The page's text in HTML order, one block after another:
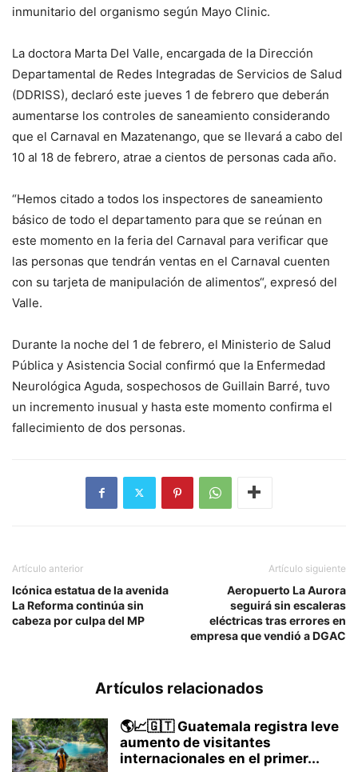
inmunitario del organismo según Mayo Clinic.
La doctora Marta Del Valle, encargada de la Dirección
Departamental de Redes Integradas de Servicios de Salud
(DDRISS), declaró este jueves 1 de febrero que deberán
aumentarse los controles de saneamiento considerando
que el Carnaval en Mazatenango, que se llevará a cabo del
10 al 18 de febrero, atrae a cientos de personas cada año.
“Hemos citado a todos los inspectores de saneamiento
básico de todo el departamento para que se reúnan en
este momento en la feria del Carnaval para verificar que
las personas que tendrán ventas en el Carnaval cuenten
con su tarjeta de manipulación de alimentos“, expresó del
Valle.
Durante la noche del 1 de febrero, el Ministerio de Salud
Pública y Asistencia Social confirmó que la Enfermedad
Neurológica Aguda, sospechosos de Guillain Barré, tuvo
un incremento inusual y hasta este momento confirma el
fallecimiento de dos personas.
Artículo anterior
Icónica estatua de la avenida
La Reforma continúa sin
cabeza por culpa del MP
Artículo siguiente
Aeropuerto La Aurora
seguirá sin escaleras
eléctricas tras errores en
empresa que vendió a DGAC
Artículos relacionados
🌎📈🇬🇹 Guatemala registra leve
aumento de visitantes
internacionales en el primer...